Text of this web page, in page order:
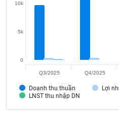
Doanh thu thuần
Lợi
LNST thu nhập DN
0
5k
10k
Q3/2025 Q4/2025
khoán
Lãnh
Tất cả Người nội bộ